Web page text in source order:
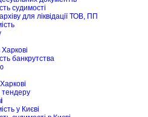
судимості
для ліквідації ТОВ, ПП
банкрутства
тендеру
у Києві